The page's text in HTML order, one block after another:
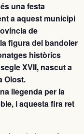
una festa
a aquest municipi
de
figura del bandoler
històrics
XVII, nascut a
Olost.
llegenda per la
i aquesta fira ret